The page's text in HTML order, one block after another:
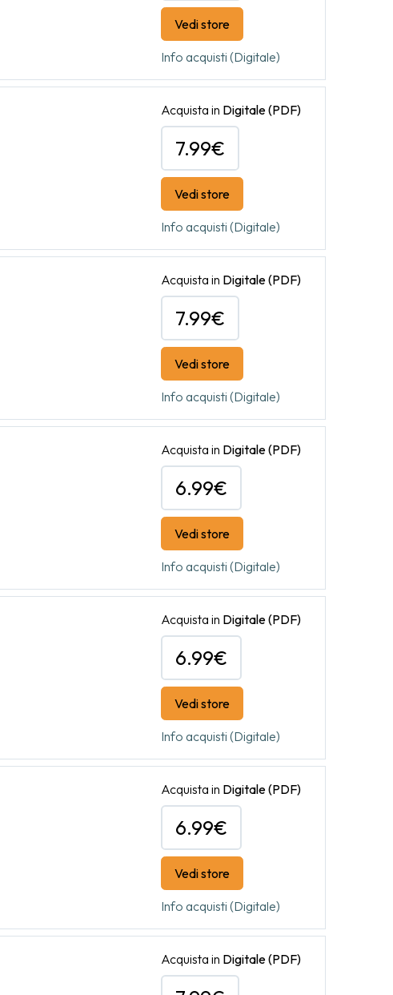
Vedi store
Info acquisti (Digitale)
Acquista in Digitale(PDF)
7.99€
Vedi store
Info acquisti (Digitale)
Acquista in Digitale(PDF)
7.99€
Vedi store
Info acquisti (Digitale)
Acquista in Digitale(PDF)
6.99€
Vedi store
Info acquisti (Digitale)
Acquista in Digitale(PDF)
6.99€
Vedi store
Info acquisti (Digitale)
Acquista in Digitale(PDF)
6.99€
Vedi store
Info acquisti (Digitale)
Acquista in Digitale(PDF)